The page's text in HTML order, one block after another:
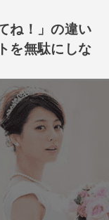
ね！」の違い
を無駄にしな